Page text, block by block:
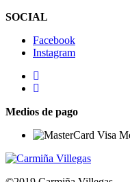
SOCIAL
Facebook
Instagram
Medios de pago